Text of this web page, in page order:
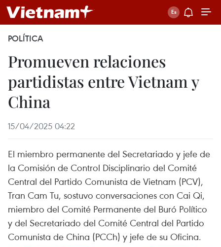
POLÍTICA
Promueven relaciones
partidistas entre Vietnam y
China
15/04/2025 04:22
El miembro permanente del Secretariado y jefe de
la Comisión de Control Disciplinario del Comité
Central del Partido Comunista de Vietnam (PCV),
Tran Cam Tu, sostuvo conversaciones con Cai Qi,
miembro del Comité Permanente del Buró Político
y del Secretariado del Comité Central del Partido
Comunista de China (PCCh) y jefe de su Oficina.